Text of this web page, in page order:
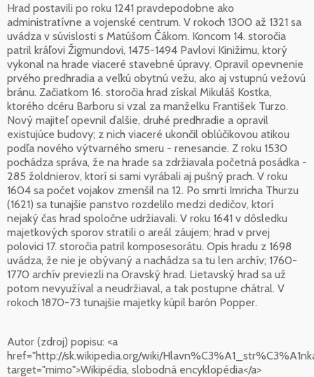
Hrad postavili po roku 1241 pravdepodobne ako
administratívne a vojenské centrum. V rokoch 1300 až 1321 sa
uvádza v súvislosti s Matúšom Čákom. Koncom 14. storočia
patril kráľovi Žigmundovi, 1475-1494 Pavlovi Kinižimu, ktorý
vykonal na hrade viaceré stavebné úpravy. Opravil opevnenie
prvého predhradia a veľkú obytnú vežu, ako aj vstupnú vežovú
bránu. Začiatkom 16. storočia hrad získal Mikuláš Kostka,
ktorého dcéru Barboru si vzal za manželku František Turzo.
Nový majiteľ opevnil ďalšie, druhé predhradie a opravil
existujúce budovy; z nich viaceré ukončil oblúčikovou atikou
podľa nového výtvarného smeru - renesancie. Z roku 1530
pochádza správa, že na hrade sa zdržiavala početná posádka -
285 žoldnierov, ktorí si sami vyrábali aj pušný prach. V roku
1604 sa počet vojakov zmenšil na 12. Po smrti Imricha Thurzu
(1621) sa tunajšie panstvo rozdelilo medzi dedičov, ktorí
nejaký čas hrad spoločne udržiavali. V roku 1641 v dôsledku
majetkových sporov stratili o areál záujem; hrad v prvej
polovici 17. storočia patril komposesorátu. Opis hradu z 1698
uvádza, že nie je obývaný a nachádza sa tu len archív; 1760-
1770 archív previezli na Oravský hrad. Lietavský hrad sa už
potom nevyužíval a neudržiaval, a tak postupne chátral. V
rokoch 1870-73 tunajšie majetky kúpil barón Popper.
Autor (zdroj) popisu: <a
href="http://sk.wikipedia.org/wiki/
target="mimo">Wikipédia, slobodná encyklopédia</a>